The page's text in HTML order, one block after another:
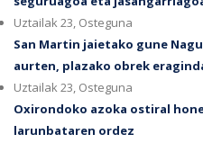
Uztailak 23, Osteguna
San Martin jaietako gune
aurten, plazako obrek
Uztailak 23, Osteguna
Oxirondoko azoka ostiral
larunbataren ordez